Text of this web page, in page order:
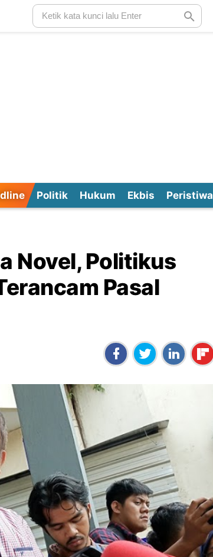
Politik Hukum Ekbis Peristiwa
Novel, Politikus
Pasal